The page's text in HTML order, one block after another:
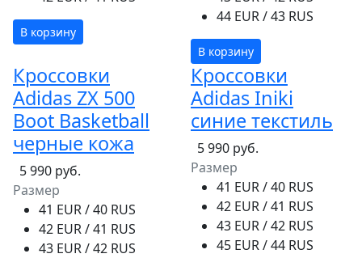
В корзину
44 EUR / 43 RUS
В корзину
Кроссовки
Adidas ZX 500
Boot Basketball
черные кожа
5 990 руб.
Размер
41 EUR / 40 RUS
42 EUR / 41 RUS
43 EUR / 42 RUS
Кроссовки
Adidas Iniki
синие текстиль
5 990 руб.
Размер
41 EUR / 40 RUS
42 EUR / 41 RUS
43 EUR / 42 RUS
45 EUR / 44 RUS